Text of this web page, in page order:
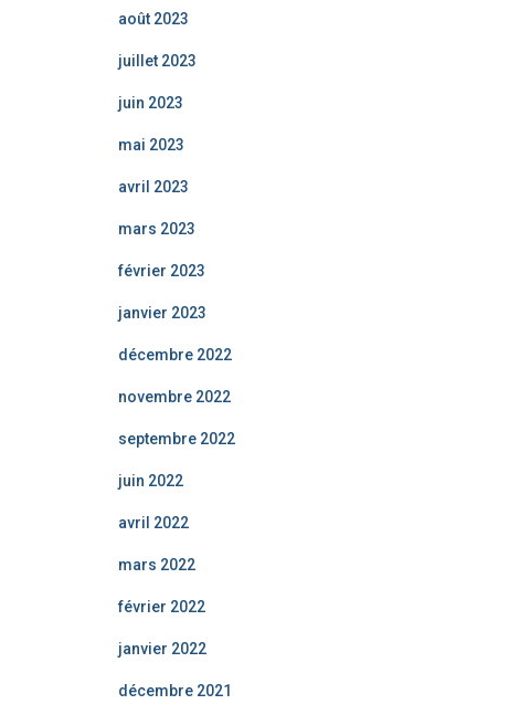
août 2023
juillet 2023
juin 2023
mai 2023
avril 2023
mars 2023
février 2023
janvier 2023
décembre 2022
novembre 2022
septembre 2022
juin 2022
avril 2022
mars 2022
février 2022
janvier 2022
décembre 2021